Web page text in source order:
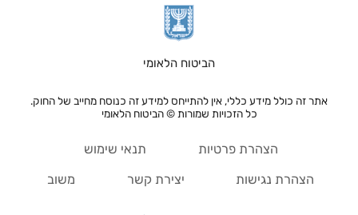
הביטוח הלאומי
אתר זה כולל מידע כללי, אין להתייחס למידע זה כנוסח מחייב של החוק.
כל הזכויות שמורות © הביטוח הלאומי
הצהרת פרטיות תנאי שימוש
הצהרת נגישות יצירת קשר משוב